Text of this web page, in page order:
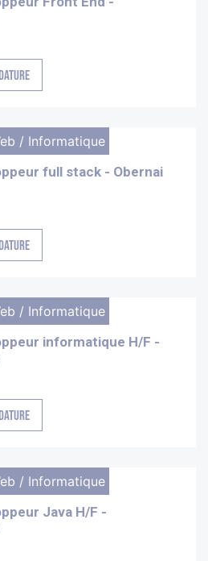
/ Informatique
full stack - Obernai
/ Informatique
informatique H/F -
/ Informatique
Java H/F -